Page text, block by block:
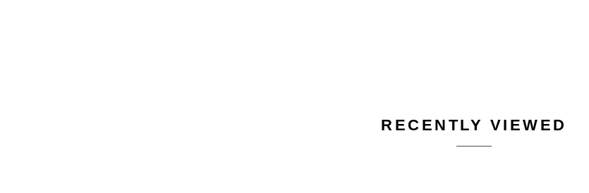
RECENTLY VIEWED